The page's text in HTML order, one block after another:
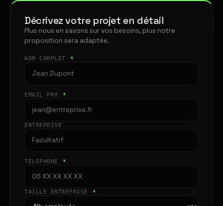
Décrivez votre projet en détail
Plus nous en savons sur vos besoins, plus notre
proposition sera adaptée.
NOM COMPLET *
EMAIL PRO *
ENTREPRISE
TÉLÉPHONE *
TAILLE ENTREPRISE *